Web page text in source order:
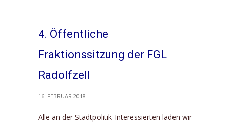
4. Öffentliche
Fraktionssitzung der FGL
Radolfzell
16. FEBRUAR 2018
Alle an der Stadtpolitik-Interessierten laden wir